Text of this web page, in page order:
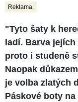
Reklama:
"Tyto šaty k
ladí. Barva
proto i studeně
Naopak
je volba zlatých
Páskové boty